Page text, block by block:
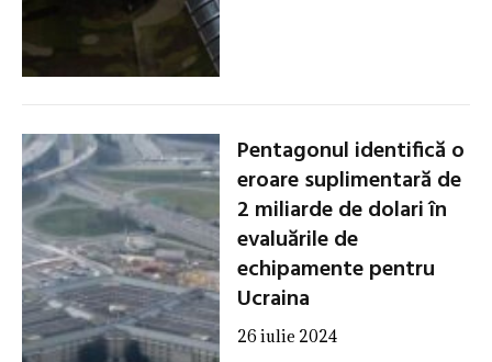
Pentagonul identifică o
eroare suplimentară de
2 miliarde de dolari în
evaluările de
echipamente pentru
Ucraina
26 iulie 2024